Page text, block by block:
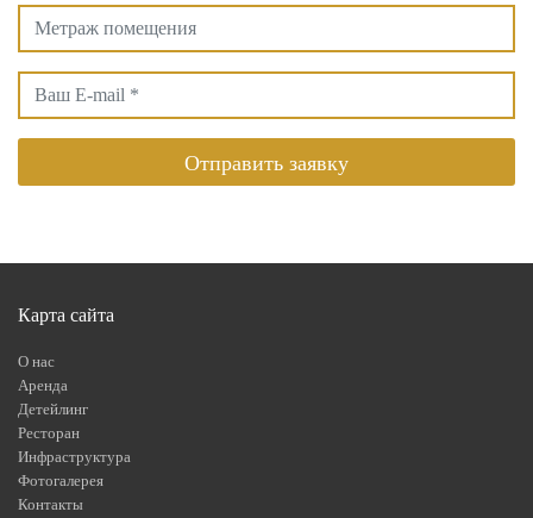
Отправить заявку
Карта сайта
О нас
Аренда
Детейлинг
Ресторан
Инфраструктура
Фотогалерея
Контакты